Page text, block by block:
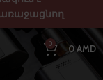
0 0AMD
առաջացնող